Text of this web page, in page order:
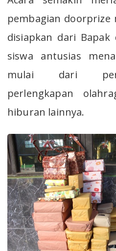
pembagian doorprize
disiapkan dari
siswa antusias
mulai dari
perlengkapan
hiburan lainnya.